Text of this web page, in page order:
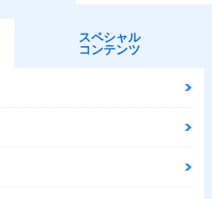
スペシャル
コンテンツ